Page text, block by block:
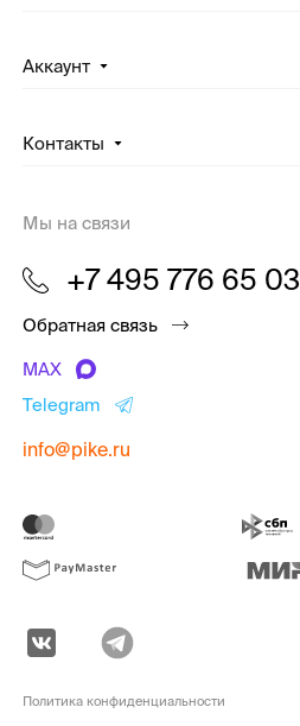
Аккаунт
Контакты
Мы на связи
+7 495 776 65 03
Обратная связь
MAX
Telegram
info@pike.ru
Политика конфиденциальности